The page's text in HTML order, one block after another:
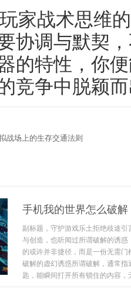
家战术思维
协调与默契
的特性，你
竞争中脱颖
战场上的生存交通法则
手机我的世界怎么破
副标题，守护游戏乐土拒绝歧途
与创造，也听闻过所谓破解的诱
的或许并非捷径，而是一份无需
破解的虚幻诱惑所谓破解，通常
匙，能瞬间打开所有锁住的内容，